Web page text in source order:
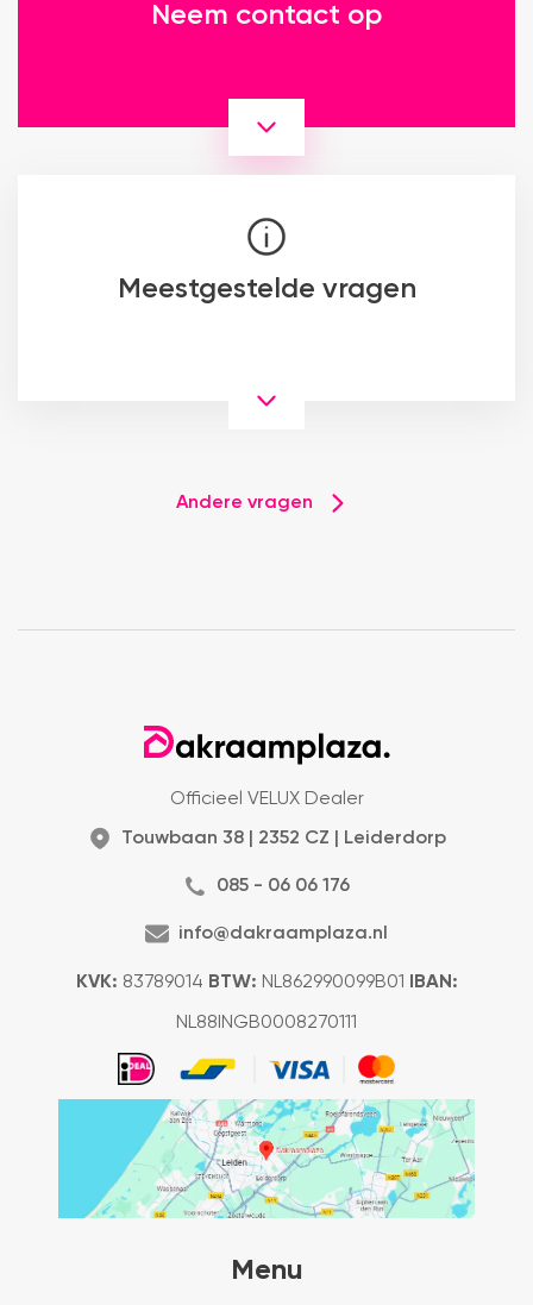
Neem contact op
Meestgestelde vragen
Andere vragen
Officieel VELUX Dealer
Touwbaan 38 | 2352 CZ | Leiderdorp
085 - 06 06 176
info@dakraamplaza.nl
KVK: 83789014 BTW: NL862990099B01 IBAN:
NL88INGB0008270111
Menu